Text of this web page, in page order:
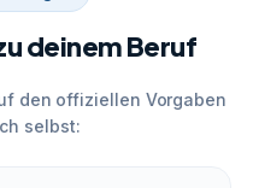
deinem Beruf
den offiziellen Vorgaben
selbst: